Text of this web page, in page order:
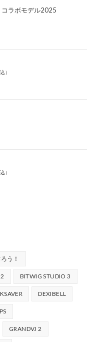
ラボモデル2025
）
）
う！
BITWIG STUDIO 3
DEXIBELL
GRANDVJ 2